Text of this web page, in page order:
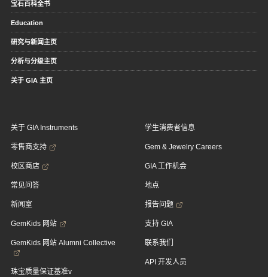
宝石百科全书
Education
研究与新闻主页
分析与分级主页
关于 GIA 主页
关于 GIA Instruments
零售商支持
校区商店
常见问答
新闻室
GemKids 网站
GemKids 网站 Alumni Collective
珠宝质量保证基准v
学生消费者信息
Gem & Jewelry Careers
GIA 工作机会
地点
报告问题
支持 GIA
联系我们
API 开发人员